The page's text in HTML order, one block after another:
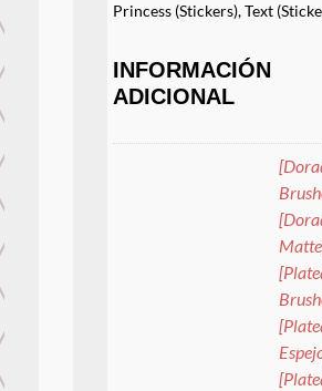
Princess (Stickers),Text
INFORMACIÓN
ADICIONAL